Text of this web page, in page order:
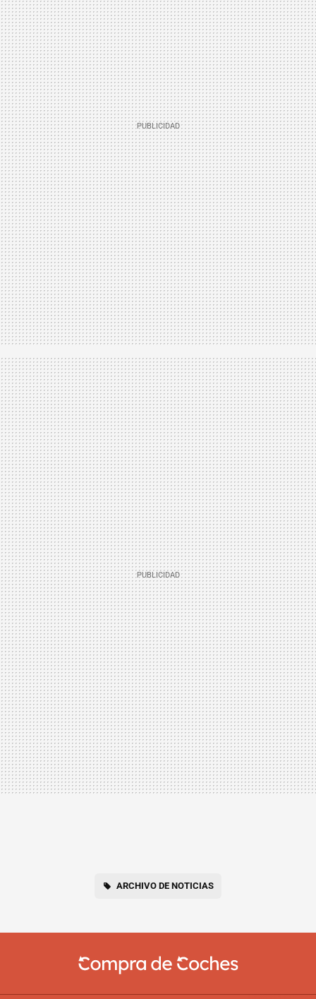
ARCHIVO DE NOTICIAS